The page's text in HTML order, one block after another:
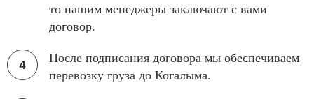
то нашим менеджеры заключают с вами
договор.
После подписания договора мы обеспечиваем
перевозку груза до Когалыма.